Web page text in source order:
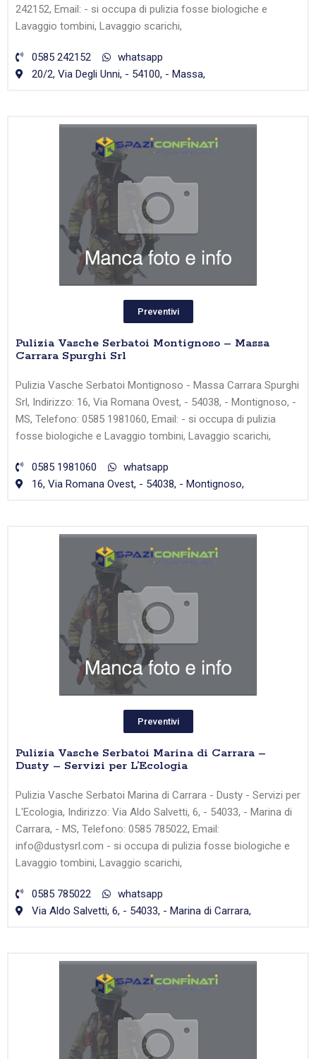
242152, Email: - si occupa di pulizia fosse biologiche e
Lavaggio tombini, Lavaggio scarichi,
0585 242152
whatsapp
20/2, Via Degli Unni, - 54100, - Massa,
Preventivi
Pulizia Vasche Serbatoi Montignoso – Massa
Carrara Spurghi Srl
Pulizia Vasche Serbatoi Montignoso - Massa Carrara Spurghi
Srl, Indirizzo: 16, Via Romana Ovest, - 54038, - Montignoso, -
MS, Telefono: 0585 1981060, Email: - si occupa di pulizia
fosse biologiche e Lavaggio tombini, Lavaggio scarichi,
0585 1981060
whatsapp
16, Via Romana Ovest, - 54038, - Montignoso,
Preventivi
Pulizia Vasche Serbatoi Marina di Carrara –
Dusty – Servizi per L’Ecologia
Pulizia Vasche Serbatoi Marina di Carrara - Dusty - Servizi per
L'Ecologia, Indirizzo: Via Aldo Salvetti, 6, - 54033, - Marina di
Carrara, - MS, Telefono: 0585 785022, Email:
info@dustysrl.com - si occupa di pulizia fosse biologiche e
Lavaggio tombini, Lavaggio scarichi,
0585 785022
whatsapp
Via Aldo Salvetti, 6, - 54033, - Marina di Carrara,